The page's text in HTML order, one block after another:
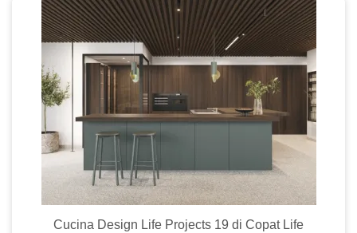
Cucina Design Life Projects 19 di Copat Life